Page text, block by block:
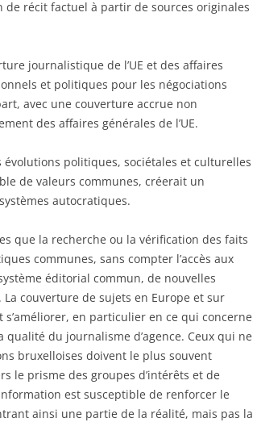
de récit factuel à partir de sources originales
journalistique de l’UE et des affaires
et politiques pour les négociations
avec une couverture accrue non
des affaires générales de l’UE.
politiques, sociétales et culturelles
de valeurs communes, créerait un
autocratiques.
que la recherche ou la vérification des faits
communes, sans compter l’accès aux
éditorial commun, de nouvelles
couverture de sujets en Europe et sur
s’améliorer, en particulier en ce qui concerne
du journalisme d’agence. Ceux qui ne
bruxelloises doivent le plus souvent
le prisme des groupes d’intérêts et de
est susceptible de renforcer le
ainsi une partie de la réalité, mais pas la